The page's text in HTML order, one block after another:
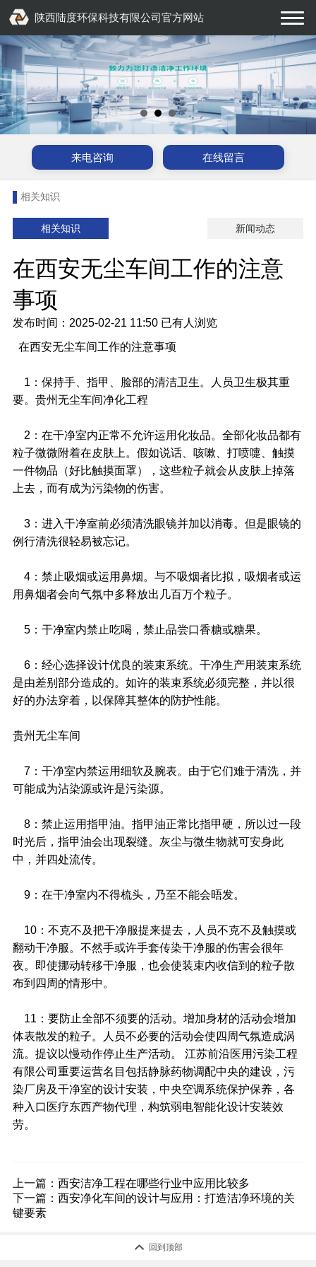
陕西陆度环保科技有限公司官方网站
来电咨询 在线留言
相关知识
相关知识 新闻动态
在西安无尘车间工作的注意
事项
发布时间：2025-02-21 11:50 已有人浏览
在西安无尘车间工作的注意事项
1：保持手、指甲、脸部的清洁卫生。人员卫生极其重
要。贵州无尘车间净化工程
2：在干净室内正常不允许运用化妆品。全部化妆品都有
粒子微微附着在皮肤上。假如说话、咳嗽、打喷嚏、触摸
一件物品（好比触摸面罩），这些粒子就会从皮肤上掉落
上去，而有成为污染物的伤害。
3：进入干净室前必须清洗眼镜并加以消毒。但是眼镜的
例行清洗很轻易被忘记。
4：禁止吸烟或运用鼻烟。与不吸烟者比拟，吸烟者或运
用鼻烟者会向气氛中多释放出几百万个粒子。
5：干净室内禁止吃喝，禁止品尝口香糖或糖果。
6：经心选择设计优良的装束系统。干净生产用装束系统
是由差别部分造成的。如许的装束系统必须完整，并以很
好的办法穿着，以保障其整体的防护性能。
贵州无尘车间
7：干净室内禁运用细软及腕表。由于它们难于清洗，并
可能成为沾染源或许是污染源。
8：禁止运用指甲油。指甲油正常比指甲硬，所以过一段
时光后，指甲油会出现裂缝。灰尘与微生物就可安身此
中，并四处流传。
9：在干净室内不得梳头，乃至不能会晤发。
10：不克不及把干净服提来提去，人员不克不及触摸或
翻动干净服。不然手或许手套传染干净服的伤害会很年
夜。即使挪动转移干净服，也会使装束内收信到的粒子散
布到四周的情形中。
11：要防止全部不须要的活动。增加身材的活动会增加
体表散发的粒子。人员不必要的活动会使四周气氛造成涡
流。提议以慢动作停止生产活动。 江苏前沿医用污染工程
有限公司重要运营名目包括静脉药物调配中央的建设，污
染厂房及干净室的设计安装，中央空调系统保护保养，各
种入口医疗东西产物代理，构筑弱电智能化设计安装效
劳。
上一篇： 西安洁净工程在哪些行业中应用比较多
下一篇： 西安净化车间的设计与应用：打造洁净环境的关
键要素
 回到顶部